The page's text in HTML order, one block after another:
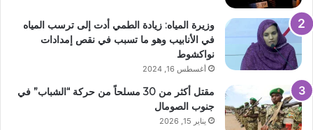
وزيرة المياه: زيادة الطمي أدت إلى ترسب المياه
في الأنابيب وهو ما تسبب في نقص إمدادات
نواكشوط
أغسطس 16, 2024
مقتل أكثر من 30 مسلحاً من حركة “الشباب” في
جنوب الصومال
يناير 15, 2026